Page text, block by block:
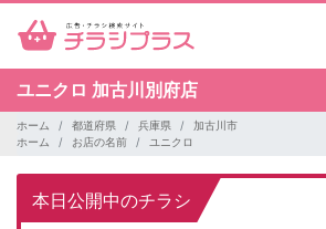
ユニクロ 加古川別府店
ホーム 都道府県 兵庫県
加古川市
ホーム
お店の名前 ユニクロ
本日公開中のチラシ